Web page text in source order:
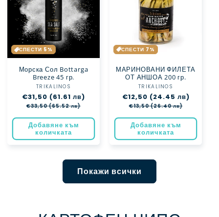
СПЕСТИ 5%
Морска Сол Bottarga
Breeze 45 гр.
Доставчик:
TRIKALINOS
Обичайна
цена
€31,50 (61.61 лв)
€33,50 (65.52 лв)
Добавяне към
количката
СПЕСТИ 7%
МАРИНОВАНИ ФИЛЕТА
ОТ АНШОА 200 гр.
Доставчик:
TRIKALINOS
Обичайна
цена
€12,50 (24.45 лв)
€13,50 (26.40 лв)
Добавяне към
количката
Покажи всички